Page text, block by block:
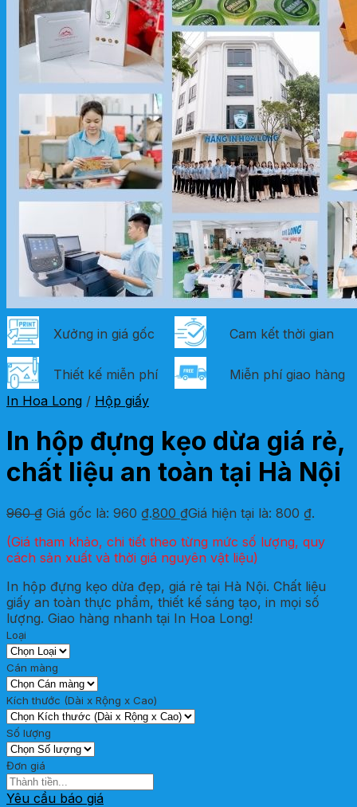
Xưởng in giá gốc Cam kết thời gian
Thiết kế miễn phí
Miễn phí giao hàng
In Hoa Long / Hộp giấy
In hộp đựng kẹo dừa giá rẻ,
chất liệu an toàn tại Hà Nội
960₫ Giá gốc là: 960 ₫.800 ₫Giá hiện tại là: 800 ₫.
(Giá tham khảo, chi tiết theo từng mức số lượng, quy
cách sản xuất và thời giá nguyên vật liệu)
In hộp đựng kẹo dừa đẹp, giá rẻ tại Hà Nội. Chất liệu
giấy an toàn thực phẩm, thiết kế sáng tạo, in mọi số
lượng. Giao hàng nhanh tại In Hoa Long!
Loại
Cán màng
Kích thước (Dài x Rộng x Cao)
Số lượng
Đơn giá
Yêu cầu báo giá